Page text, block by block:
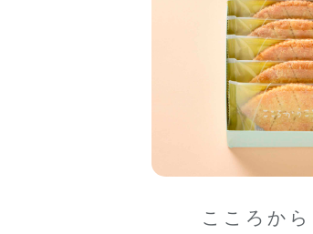
こころか